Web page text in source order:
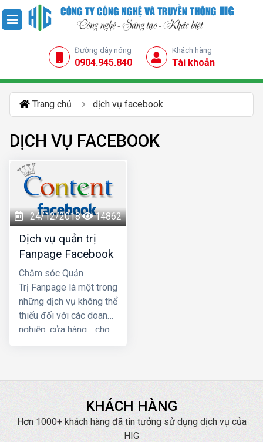
Đường dây nóng
0904.945.840
Khách hàng
Tài khoản
Trang chủ dịch vụ facebook
DỊCH VỤ FACEBOOK
24/12/2018 14862
Dịch vụ quản trị
Fanpage Facebook
Chăm sóc Quản
Trị Fanpage là một trong
những dịch vụ không thể
thiếu đối với các doanh
nghiệp, cửa hàng.. cho
nay. Dịch vụ quản trị
Fanpage Facebook hiệu
quả mang lại sự tăng
KHÁCH HÀNG
Hơn 1000+ khách hàng đã tin tưởng sử dụng dịch vụ của
HIG